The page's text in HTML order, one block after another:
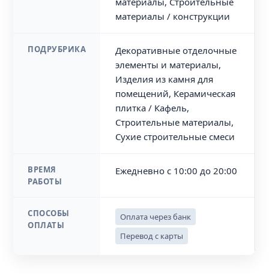
материалы / конструкции
ПОДРУБРИКА
Декоративные отделочные
элементы и материалы,
Изделия из камня для
помещений, Керамическая
плитка / Кафель,
Строительные материалы,
Сухие строительные смеси
ВРЕМЯ
РАБОТЫ
Ежедневно с 10:00 до 20:00
СПОСОБЫ
ОПЛАТЫ
Оплата через банк
Перевод с карты